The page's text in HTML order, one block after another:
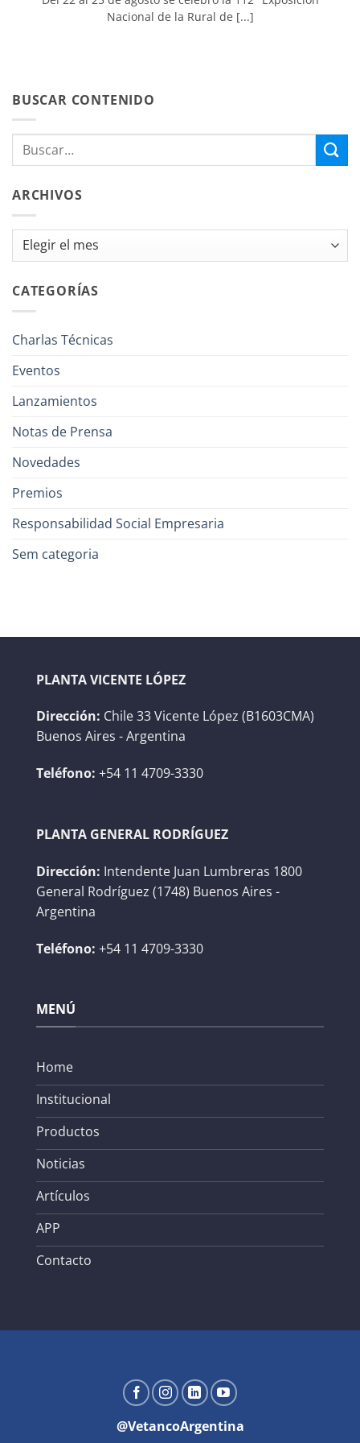
Nacional de la Rural de [...]
BUSCAR CONTENIDO
ARCHIVOS
Archivos
CATEGORÍAS
Charlas Técnicas
Eventos
Lanzamientos
Notas de Prensa
Novedades
Premios
Responsabilidad Social Empresaria
Sem categoria
PLANTA VICENTE LÓPEZ
Dirección: Chile 33 Vicente López (B1603CMA)
Buenos Aires - Argentina
Teléfono: +54 11 4709-3330
PLANTA GENERAL RODRÍGUEZ
Dirección: Intendente Juan Lumbreras 1800
General Rodríguez (1748) Buenos Aires -
Argentina
Teléfono: +54 11 4709-3330
MENÚ
Home
Institucional
Productos
Noticias
Artículos
APP
Contacto
@VetancoArgentina